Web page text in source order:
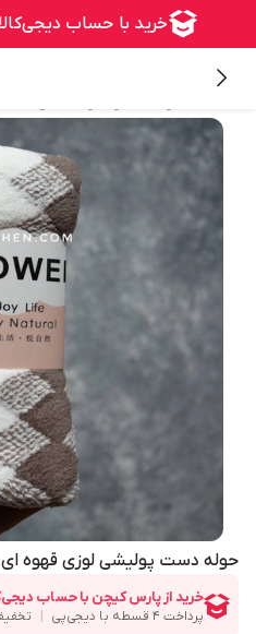
حوله دست پولیشی لوزی قهوه ای